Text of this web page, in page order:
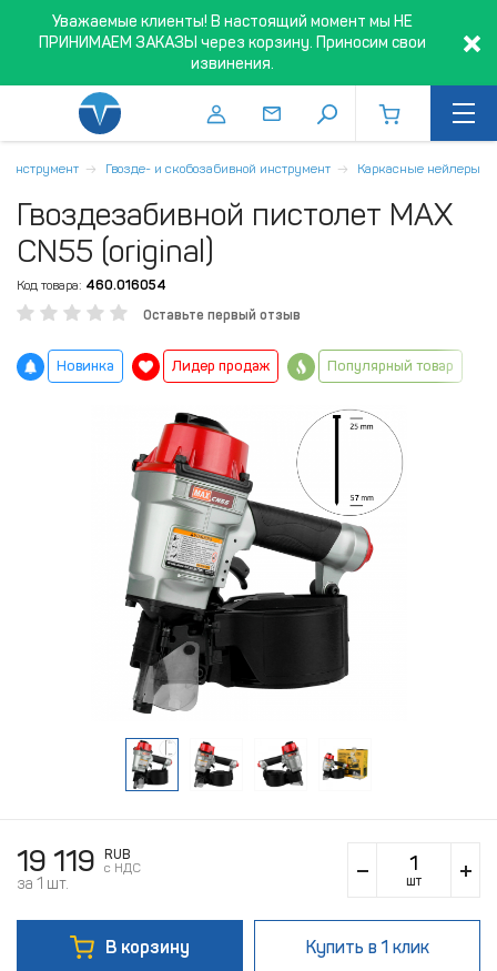
Уважаемые клиенты! В настоящий момент мы НЕ
ПРИНИМАЕМ ЗАКАЗЫ через корзину. Приносим свои
извинения.
инструмент Гвозде- и скобозабивной инструмент Каркасные нейлеры
Гвоздезабивной пистолет MAX
CN55 (original)
Код товара: 460.016054
Оставьте первый отзыв
Новинка Лидер продаж Популярный товар
19 119
RUB
c НДС
за 1 шт. шт
В корзину Купить в 1 клик